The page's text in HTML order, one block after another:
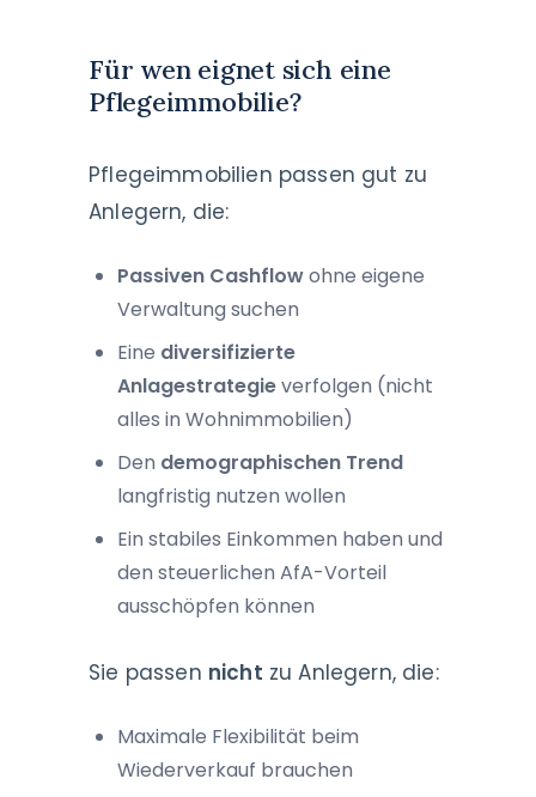
Für wen eignet sich eine
Pflegeimmobilie?
Pflegeimmobilien passen gut zu
Anlegern, die:
Passiven Cashflowohne eigene
Verwaltung suchen
Eine diversifizierte
Anlagestrategieverfolgen (nicht
alles in Wohnimmobilien)
Den demographischen Trend
langfristig nutzen wollen
Ein stabiles Einkommen haben und
den steuerlichen AfA-Vorteil
ausschöpfen können
Sie passen nicht zu Anlegern, die:
Maximale Flexibilität beim
Wiederverkauf brauchen